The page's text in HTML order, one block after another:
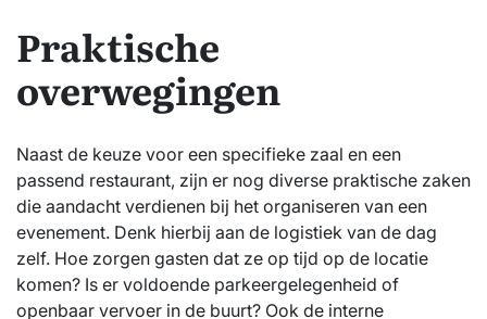
Praktische
overwegingen
Naast de keuze voor een specifieke zaal en een
passend restaurant, zijn er nog diverse praktische zaken
die aandacht verdienen bij het organiseren van een
evenement. Denk hierbij aan de logistiek van de dag
zelf. Hoe zorgen gasten dat ze op tijd op de locatie
komen? Is er voldoende parkeergelegenheid of
openbaar vervoer in de buurt? Ook de interne